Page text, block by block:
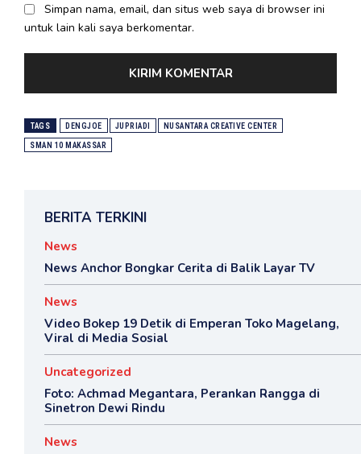
Simpan nama, email, dan situs web saya di browser ini
untuk lain kali saya berkomentar.
TAGS DENGJOE JUPRIADI NUSANTARA CREATIVE CENTER
SMAN 10 MAKASSAR
BERITA TERKINI
News
News Anchor Bongkar Cerita di Balik Layar TV
News
Video Bokep 19 Detik di Emperan Toko Magelang,
Viral di Media Sosial
Uncategorized
Foto: Achmad Megantara, Perankan Rangga di
Sinetron Dewi Rindu
News